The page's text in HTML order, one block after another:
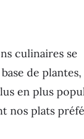
culinaires se
de plantes,
en plus
nos plats